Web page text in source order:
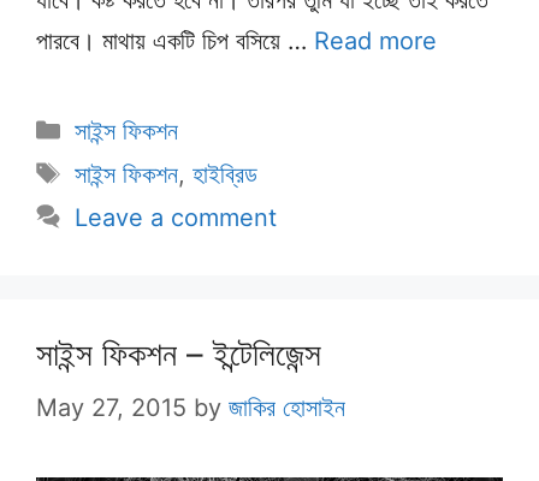
পারবে। মাথায় একটি চিপ বসিয়ে … Read more
Categories
সাইন্স ফিকশন
Tags
সাইন্স ফিকশন, হাইব্রিড
Leave a comment
সাইন্স ফিকশন – ইন্টেলিজেন্স
May 27, 2015 by জাকির হোসাইন